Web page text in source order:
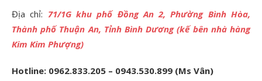
Địa chỉ: 71/1G khu phố Đồng An 2, Phường Bình Hòa,
Thành phố Thuận An, Tỉnh Bình Dương (kế bên nhà hàng
Kim Kim Phượng)
Hotline: 0962.833.205 – 0943.530.899 (Ms Vân)